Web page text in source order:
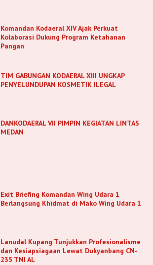
Komandan Kodaeral XIV Ajak Perkuat
Kolaborasi Dukung Program Ketahanan
Pangan
TIM GABUNGAN KODAERAL XIII UNGKAP
PENYELUNDUPAN KOSMETIK ILEGAL
DANKODAERAL VII PIMPIN KEGIATAN LINTAS
MEDAN
Exit Briefing Komandan Wing Udara 1
Berlangsung Khidmat di Mako Wing Udara 1
Lanudal Kupang Tunjukkan Profesionalisme
dan Kesiapsiagaan Lewat Dukyanbang CN-
235 TNI AL